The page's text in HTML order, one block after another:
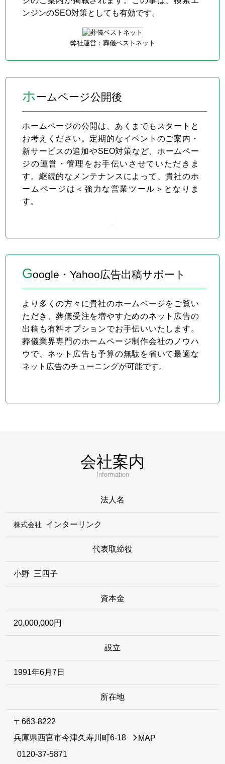
ンジンのSEO対策としても有効です。
弊社運営：葬儀ベストネット
ホームページ公開後
ホームページの公開は、あくまでもスタートと
お考えください。定期的なイベントのご案内・
新サービスの追加やSEO対策など、ホームペー
ジの運営・管理をお手伝いさせていただきま
す。継続的なメンテナンスによって、貴社のホ
ームページは＜強力な営業ツール＞となりま
す。
Google・Yahoo広告出稿サポート
より多くの方々に貴社のホームページをご覧い
ただき、葬儀受注を増やすためのネット広告の
出稿も有料オプションでお手伝いいたします。
葬儀業界専門のホームページ制作会社のノウハ
ウで、ネット広告も予算の無駄を省いて最適な
ネット広告のチューニングが可能です。
会社案内
Information
法人名
株式会社 インターリンク
代表取締役
小野 三四子
資本金
20,000,000円
設立
1991年6月7日
所在地
〒663-8222
兵庫県西宮市今津久寿川町6-18
MAP
0120-37-5871